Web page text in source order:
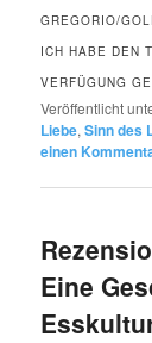
GREGORIO/
ICH HABE DEN
VERFÜGUNG
Veröffentlicht
Liebe,Sinn des
einen
Eine